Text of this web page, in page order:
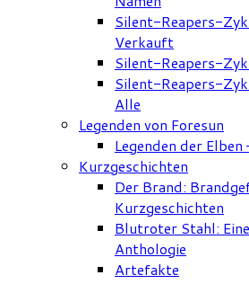
Silent-Reapers-
Verkauft
Silent-Reapers-
Silent-Reapers-
Alle
Legenden von Foresun
Legenden der
Kurzgeschichten
Der Brand:
Kurzgeschichten
Blutroter Stahl:
Anthologie
Artefakte